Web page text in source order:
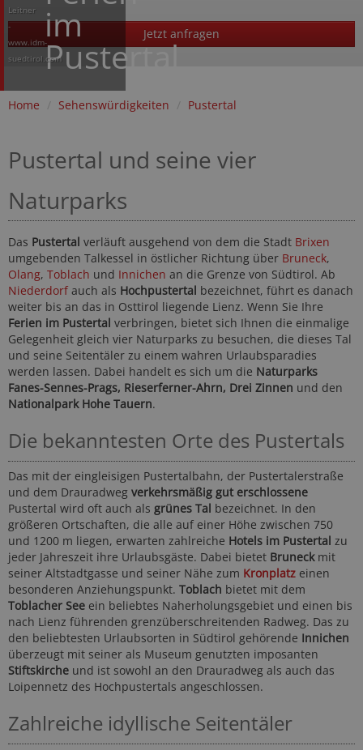
im
Pustertal
Leitner
-
www.idm-
suedtirol.com
Jetzt anfragen
Home / Sehenswürdigkeiten / Pustertal
Pustertal und seine vier
Naturparks
Das Pustertal verläuft ausgehend von dem die Stadt Brixen
umgebenden Talkessel in östlicher Richtung über Bruneck,
Olang, Toblach und Innichen an die Grenze von Südtirol. Ab
Niederdorf auch als Hochpustertal bezeichnet, führt es danach
weiter bis an das in Osttirol liegende Lienz. Wenn Sie Ihre
Ferien im Pustertal verbringen, bietet sich Ihnen die einmalige
Gelegenheit gleich vier Naturparks zu besuchen, die dieses Tal
und seine Seitentäler zu einem wahren Urlaubsparadies
werden lassen. Dabei handelt es sich um die Naturparks
Fanes-Sennes-Prags, Rieserferner-Ahrn, Drei Zinnen und den
Nationalpark Hohe Tauern.
Die bekanntesten Orte des Pustertals
Das mit der eingleisigen Pustertalbahn, der Pustertalerstraße
und dem Drauradweg verkehrsmäßig gut erschlossene
Pustertal wird oft auch als grünes Tal bezeichnet. In den
größeren Ortschaften, die alle auf einer Höhe zwischen 750
und 1200 m liegen, erwarten zahlreiche Hotels im Pustertal zu
jeder Jahreszeit ihre Urlaubsgäste. Dabei bietet Bruneckmit
seiner Altstadtgasse und seiner Nähe zum Kronplatz einen
besonderen Anziehungspunkt. Toblach bietet mit dem
Toblacher See ein beliebtes Naherholungsgebiet und einen bis
nach Lienz führenden grenzüberschreitenden Radweg. Das zu
den beliebtesten Urlaubsorten in Südtirol gehörende Innichen
überzeugt mit seiner als Museum genutzten imposanten
Stiftskirche und ist sowohl an den Drauradweg als auch das
Loipennetz des Hochpustertals angeschlossen.
Zahlreiche idyllische Seitentäler